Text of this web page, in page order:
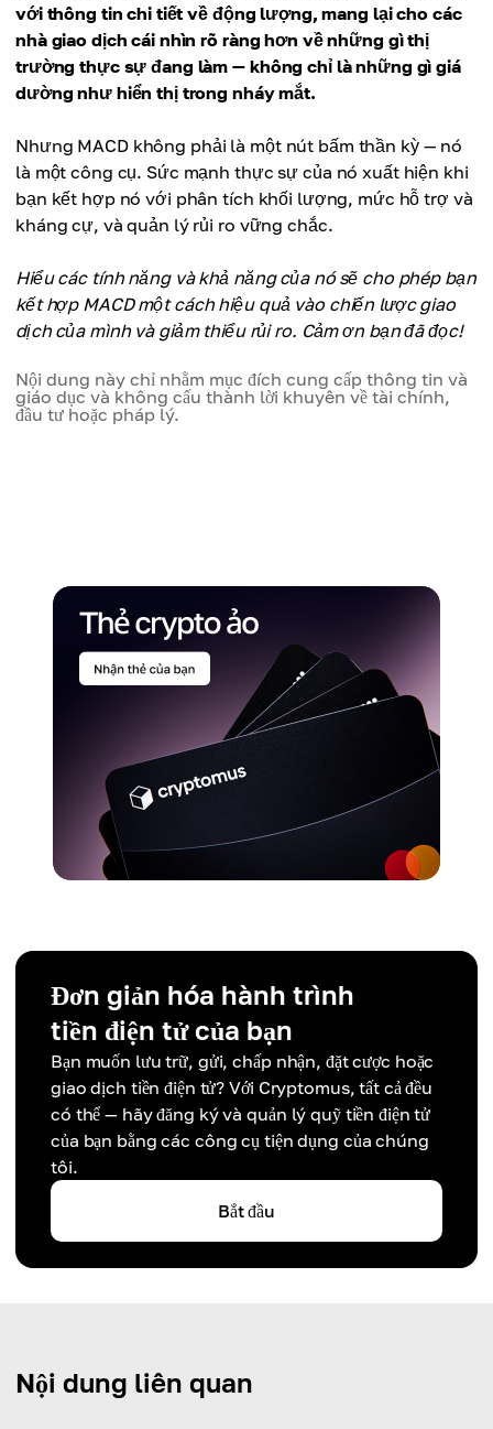
với thông tin chi tiết về động lượng, mang lại cho các
nhà giao dịch cái nhìn rõ ràng hơn về những gì thị
trường thực sự đang làm — không chỉ là những gì giá
dường như hiển thị trong nháy mắt.
Nhưng MACD không phải là một nút bấm thần kỳ — nó
là một công cụ. Sức mạnh thực sự của nó xuất hiện khi
bạn kết hợp nó với phân tích khối lượng, mức hỗ trợ và
kháng cự, và quản lý rủi ro vững chắc.
Hiểu các tính năng và khả năng của nó sẽ cho phép bạn
kết hợp MACD một cách hiệu quả vào chiến lược giao
dịch của mình và giảm thiểu rủi ro. Cảm ơn bạn đã đọc!
Nội dung này chỉ nhằm mục đích cung cấp thông tin và
giáo dục và không cấu thành lời khuyên về tài chính,
đầu tư hoặc pháp lý.
Đơn giản hóa hành trình
tiền điện tử của bạn
Bạn muốn lưu trữ, gửi, chấp nhận, đặt cược hoặc
giao dịch tiền điện tử? Với Cryptomus, tất cả đều
có thể — hãy đăng ký và quản lý quỹ tiền điện tử
của bạn bằng các công cụ tiện dụng của chúng
tôi.
Bắt đầu
Nội dung liên quan